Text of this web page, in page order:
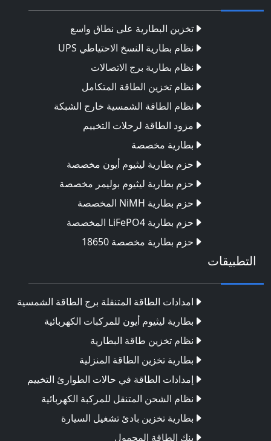
تخزين البطارية على نطاق واسع
نظام بطارية النسخ الاحتياطي UPS
نظام بطارية برج الاتصالات
نظام تخزين الطاقة المتكامل
نظام الطاقة الشمسية خارج الشبكة
مزود الطاقة لرحلات التخييم
بطارية مخصصة
حزم بطارية ليثيوم أيون مخصصة
حزم بطارية ليثيوم بوليمر مخصصة
حزم بطارية NiMH المخصصة
حزم بطارية LiFePO4 المخصصة
حزم بطارية مخصصة 18650
التطبيقات
امدادات الطاقة المتنقلة برج الطاقة الشمسية
بطارية ليثيوم أيون للمركبات الكهربائية
نظام تخزين طاقة البطارية
بطارية تخزين الطاقة المنزلية
إمدادات الطاقة في حالات الطوارئ التخييم
نظام الشحن المتنقل للمركبة الكهربائية
بطارية تخزين بادئ تشغيل السيارة
بنك الطاقة المحمول